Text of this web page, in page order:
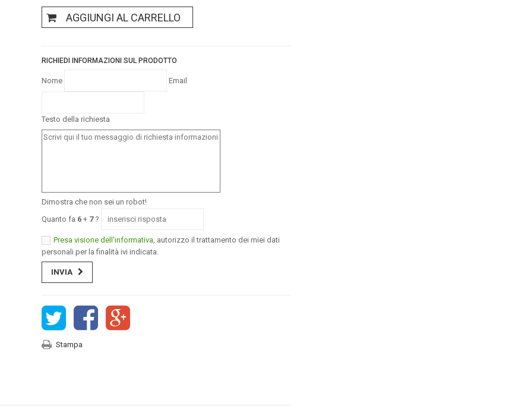
AGGIUNGI AL CARRELLO
RICHIEDI INFORMAZIONI SUL PRODOTTO
Nome Email
Testo della richiesta
Dimostra che non sei un robot!
Quanto fa 6 + 7?
Presa visione dell'informativa , autorizzo il trattamento dei miei dati
personali per la finalità ivi indicata.
INVIA
Stampa